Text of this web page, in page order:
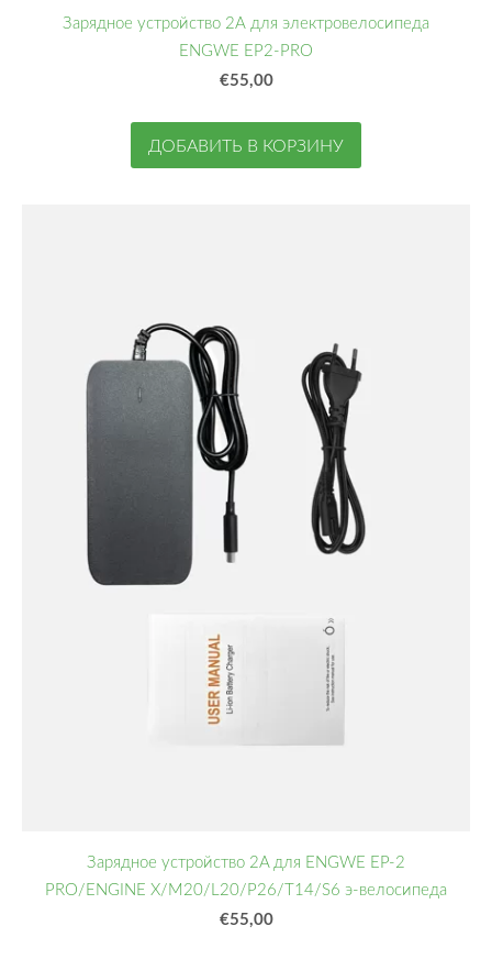
Зарядное устройство 2А для электровелосипеда
ENGWE EP2-PRO
€55,00
ДОБАВИТЬ В КОРЗИНУ
Зарядное устройство 2A для ENGWE EP-2
PRO/ENGINE X/M20/L20/P26/T14/S6 э-велосипеда
€55,00